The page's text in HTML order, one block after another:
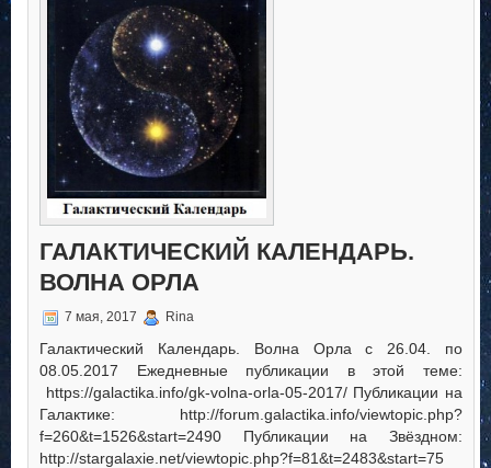
Волна
Орла
ГАЛАКТИЧЕСКИЙ КАЛЕНДАРЬ.
ВОЛНА ОРЛА
7 мая, 2017 Rina
Галактический Календарь. Волна Орла с 26.04. по
08.05.2017 Ежедневные публикации в этой теме:
https://galactika.info/gk-volna-orla-05-2017/ Публикации на
Галактике: http://forum.galactika.info/viewtopic.php?
f=260&t=1526&start=2490 Публикации на Звёздном:
http://stargalaxie.net/viewtopic.php?f=81&t=2483&start=75